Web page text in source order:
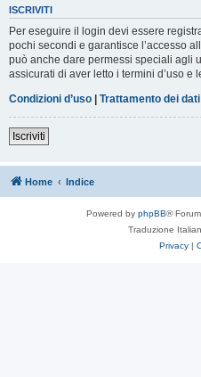
ISCRIVITI
Per eseguire il login devi essere
pochi secondi e garantisce l’accesso
può anche dare permessi speciali agli
assicurati di aver letto i termini d’uso e
Condizioni d’uso | Trattamento dei
Iscriviti
Home Indice
Powered by phpBB®
Traduzione
Privacy |